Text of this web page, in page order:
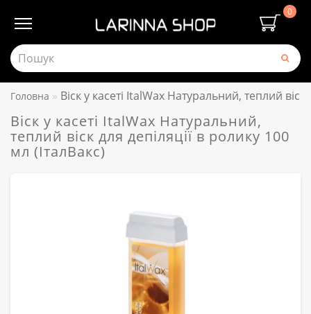
0
Головна Віск у касеті ItalWax Натуральний, теплий
Віск у касеті ItalWax Натуральний,
теплий віск для депіляції в ролику 100
мл (ІталВакс)